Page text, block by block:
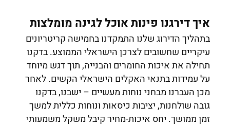
איך דירגנו פינות אוכל לגינה מומלצות
בתהליך הדירוג שלנו התמקדנו בחמישה קריטריונים
עיקריים שחשובים לצרכן הישראלי הממוצע. בדקנו
תחילה את איכות החומרים והבנייה, תוך דגש מיוחד
על עמידות בתנאי האקלים הישראלי הקשים. לאחר
מכן העברנו מבחני נוחות מעשיים – ישבנו, בדקנו
גובה שולחנות, יציבות כיסאות ונוחות כללית למשך
זמן ממושך. יחס איכות-מחיר קיבל משקל משמעותי